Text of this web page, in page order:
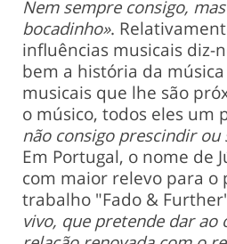
Nem sempre consigo,
bocadinho».
influências musicais diz-
bem a história da
musicais que lhe são
o músico, todos eles um
não consigo prescindir ou
Em Portugal, o nome de
com maior relevo para o
trabalho "Fado &
vivo, que pretende dar ao